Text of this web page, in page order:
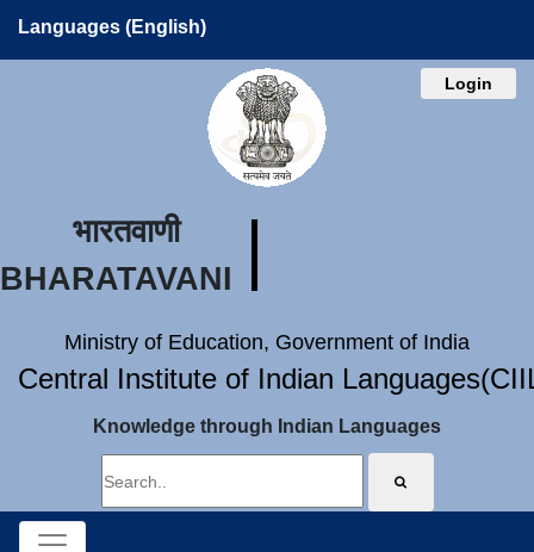
Languages (English)
Login
भारतवाणी
BHARATAVANI
Ministry of Education, Government of India
Central Institute of Indian
Knowledge through Indian Languages